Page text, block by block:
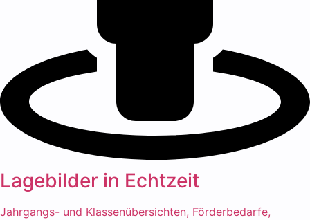
Lagebilder in Echtzeit
Jahrgangs- und Klassenübersichten, Förderbedarfe,